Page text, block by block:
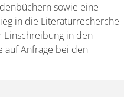
sowie eine
in die Literaturrecherche
Einschreibung in den
auf Anfrage bei den